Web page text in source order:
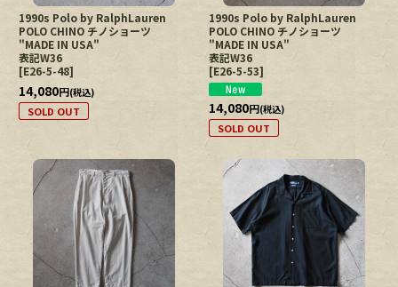
1990s Polo by RalphLauren
POLO CHINO チノショーツ
"MADE IN USA"
表記W36
[E26-5-48]
14,080円(税込)
SOLD OUT
1990s Polo by RalphLauren
POLO CHINO チノショーツ
"MADE IN USA"
表記W36
[E26-5-53]
14,080円(税込)
SOLD OUT